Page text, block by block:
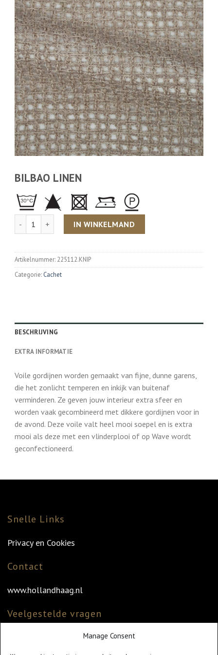
Manage Consent
BILBAO LINEN
Aantal IN WINKELMAND
Artikelnummer: 225112.KNIP
Categorie: Cachet
BESCHRIJVING
EXTRA INFORMATIE
Voile gordijnen worden gemaakt van fijne, dunne garens,
die het zonlicht temperen en inkijk van buitenaf
verminderen. Ze geven jouw interieur extra sfeer en
worden vaak gecombineerd met dikkere gordijnen voor in
de avond. Deze voile valt heel mooi soepel en is extra
mooi als deze met een vlinderplooi of op Wave wordt
geconfectioneerd.
Snelle Links
Privacy en Cookies
Contact
www.hollandhaag.nl
Veelgestelde vragen
Veelgestelde vragen